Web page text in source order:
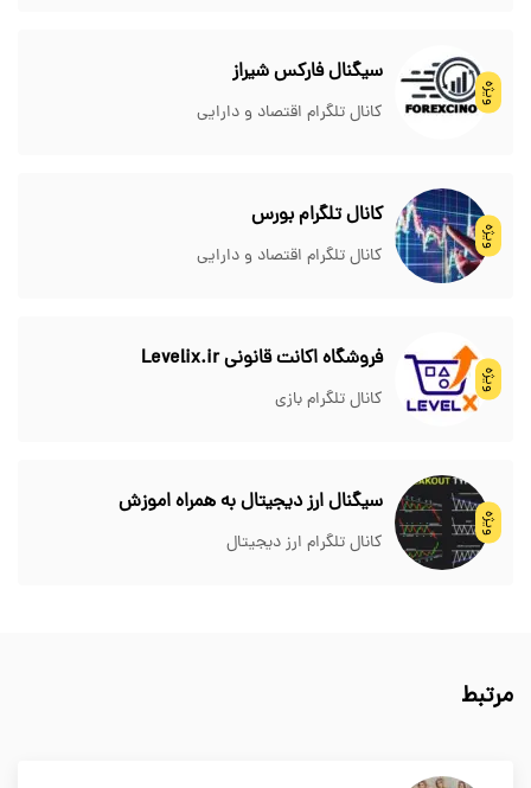
ویژه
سیگنال فارکس شیراز
کانال تلگرام اقتصاد و دارایی
ویژه
کانال تلگرام بورس
کانال تلگرام اقتصاد و دارایی
ویژه
فروشگاه اکانت قانونی Levelix.ir
کانال تلگرام بازی
ویژه
سیگنال ارز دیجیتال به همراه اموزش
کانال تلگرام ارز دیجیتال
مرتبط